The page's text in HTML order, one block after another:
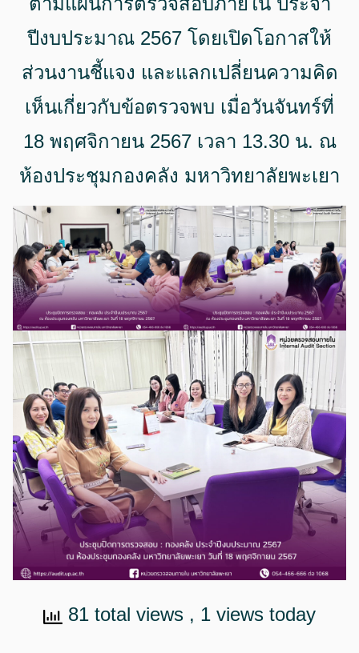
ปีงบประมาณ 2567 โดยเปิดโอกาสให้
ส่วนงานชี้แจง และแลกเปลี่ยนความคิด
เห็นเกี่ยวกับข้อตรวจพบ เมื่อวันจันทร์ที่
18 พฤศจิกายน 2567 เวลา 13.30 น. ณ
ห้องประชุมกองคลัง มหาวิทยาลัยพะเยา
81 total views , 1 views today